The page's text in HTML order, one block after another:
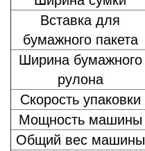
Вставка для
бумажного пакета
Ширина бумажного
рулона
Скорость упаковки
Мощность машины
Общий вес машины